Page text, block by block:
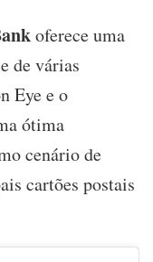
oferece uma
de várias
Eye e o
ótima
cenário de
cartões postais